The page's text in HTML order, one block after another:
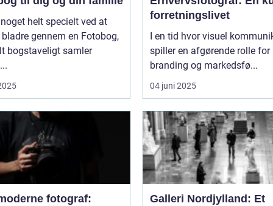
helt specielt ved at
gennem en Fotobog,
bogstaveligt samler
forretningslivet
I en tid hvor visuel
spiller en afgørende rolle for
branding og markedsfø...
04 juni 2025
fotograf:
Galleri Nordjylland: Et